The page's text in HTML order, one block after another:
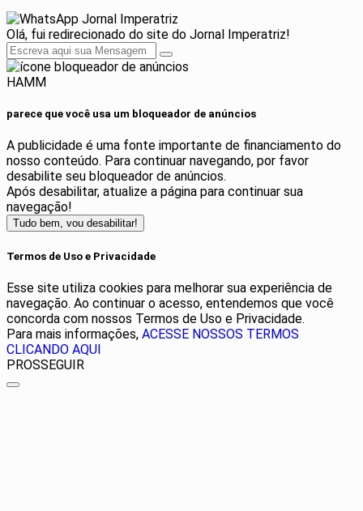
Jornal Imperatriz
Olá, fui redirecionado do site do Jornal Imperatriz!
HAMM
parece que você usa um bloqueador de anúncios
A publicidade é uma fonte importante de financiamento do
nosso conteúdo. Para continuar navegando, por favor
desabilite seu bloqueador de anúncios.
Após desabilitar, atualize a página para continuar sua
navegação!
Tudo bem, vou desabilitar!
Termos de Uso e Privacidade
Esse site utiliza cookies para melhorar sua experiência de
navegação. Ao continuar o acesso, entendemos que você
concorda com nossos Termos de Uso e Privacidade.
Para mais informações, ACESSE NOSSOS TERMOS
CLICANDO AQUI
PROSSEGUIR